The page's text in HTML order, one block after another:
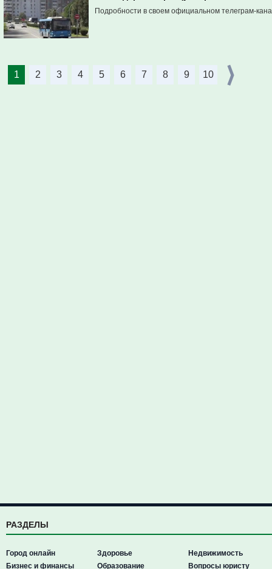
Подробности в своем официальном телеграм-
1 2 3 4 5 6 7 8 9 10
РАЗДЕЛЫ
Город онлайн
Бизнес и финансы
Здоровье
Образование
Недвижимость
Вопросы юристу